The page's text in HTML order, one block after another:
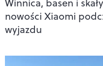
nowości Xiaomi
wyjazdu